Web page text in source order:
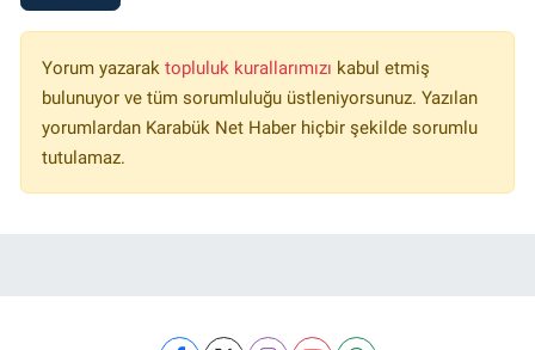
Yorum yazarak topluluk kurallarımızı kabul etmiş
bulunuyor ve tüm sorumluluğu üstleniyorsunuz. Yazılan
yorumlardan Karabük Net Haber hiçbir şekilde sorumlu
tutulamaz.